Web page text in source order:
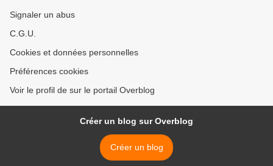
Signaler un abus
C.G.U.
Cookies et données personnelles
Préférences cookies
Voir le profil de sur le portail Overblog
Créer un blog sur Overblog
Créer un blog